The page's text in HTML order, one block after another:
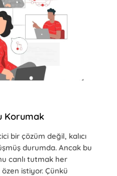
Korumak
bir çözüm değil, kalıcı
durumda. Ancak bu
canlı tutmak her
istiyor. Çünkü